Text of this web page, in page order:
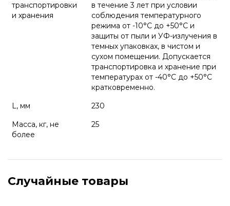
транспортировки
и хранения
в течение 3 лет при условии
соблюдения температурного
режима от -10°С до +50°С и
защиты от пыли и УФ-излучения в
темных упаковках, в чистом и
сухом помещении. Допускается
транспортировка и хранение при
температурах от -40°С до +50°С
кратковременно.
L, мм
230
Масса, кг, не
более
25
Случайные товары